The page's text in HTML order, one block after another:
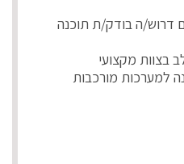
דרוש/ה בודק/ת תוכנה
בצוות מקצועי
למערכות מורכבות